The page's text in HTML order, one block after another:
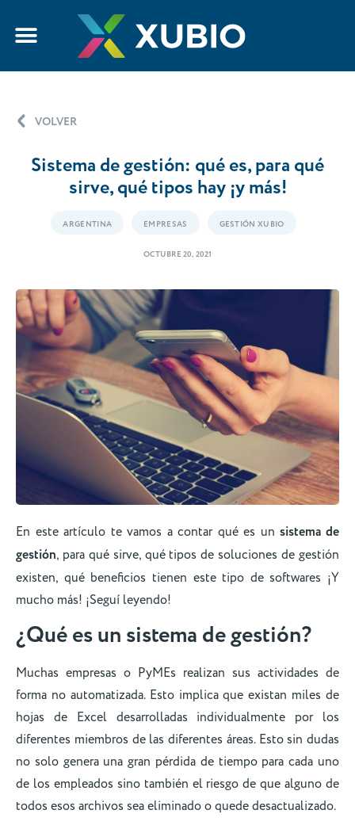
VOLVER
Sistema de gestión: qué es, para qué
sirve, qué tipos hay ¡y más!
ARGENTINA EMPRESAS GESTIÓN XUBIO
OCTUBRE 20, 2021
En este artículo te vamos a contar qué es unsistema de
gestión, para qué sirve, qué tipos de soluciones de gestión
existen, qué beneficios tienen este tipo de softwares ¡Y
mucho más! ¡Seguí leyendo!
¿Qué es un sistema de gestión?
Muchas empresas o PyMEs realizan sus actividades de
forma no automatizada. Esto implica que existan miles de
hojas de Excel desarrolladas individualmente por los
diferentes miembros de las diferentes áreas. Esto sin dudas
no solo genera una gran pérdida de tiempo para cada uno
de los empleados sino también el riesgo de que alguno de
todos esos archivos sea eliminado o quede desactualizado.